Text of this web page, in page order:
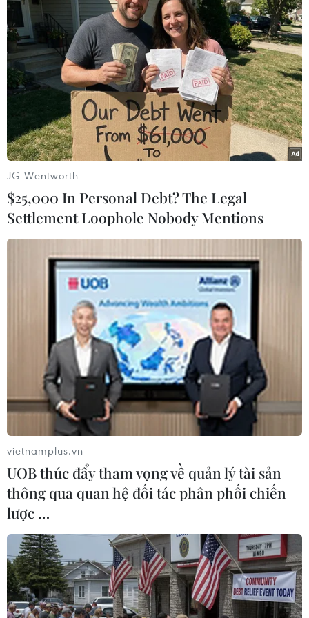
Cuộc tập trận này nhằm hướng tới việc tăng cường
quan hệ giữa quân đội hai nước, đồng thời cải thiện
năng lực phối hợp tác chiến giữa các binh sỹ
Philippines và Mỹ.
Philippines và Mỹ tổ chức diễn tập tấn
công đổ bộ chung
08/10/2015 07:09
Ngày 8/10, các lực lượng của Philippines và Mỹ đã tổ
chức cuộc diễn tập tấn công đổ chung ở khu vực bờ
biển tỉnh Cavite, phía Nam thủ đô Manila.
JG Wentworth
$25,000 In Personal Debt? The Legal
Settlement Loophole Nobody Mentions
vietnamplus.vn
UOB thúc đẩy tham vọng về quản lý tài sản
thông qua quan hệ đối tác phân phối chiến
lược …